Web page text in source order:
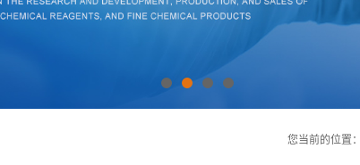
您当前的位置：